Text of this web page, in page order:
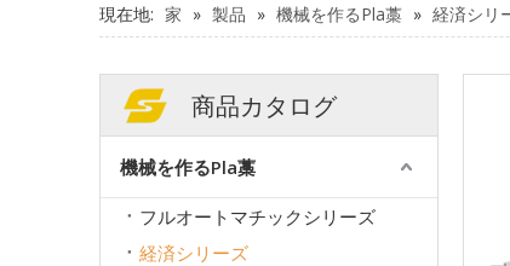
現在地: 家 » 製品 » 機械を作るPla藁 » 経済シリ
商品カタログ
機械を作るPla藁
フルオートマチックシリーズ
経済シリーズ